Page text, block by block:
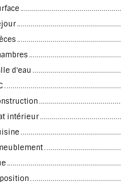
d'eau
intérieur